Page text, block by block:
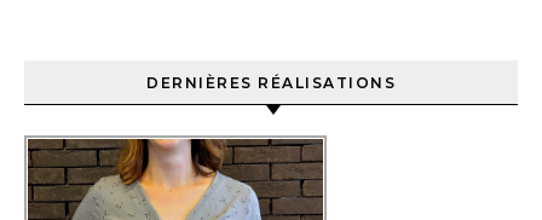
DERNIÈRES RÉALISATIONS